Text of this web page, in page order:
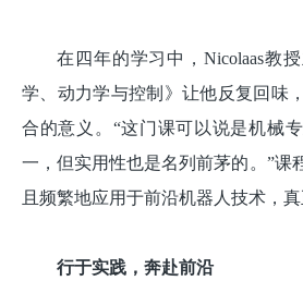
在四年的学习中，Nicolaas教
学、动力学与控制》让他反复回味
合的意义。“这门课可以说是机械
一，但实用性也是名列前茅的。”课
且频繁地应用于前沿机器人技术，真
行于实践，奔赴前沿